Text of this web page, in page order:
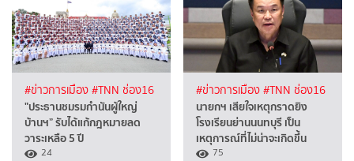
#ข่าวการเมือง#TNN ช่อง16
"ประธานชมรมกำนันผู้ใหญ่
บ้านฯ” รับได้แก้กฎหมายลด
วาระเหลือ 5 ปี
24
#ข่าวการเมือง#TNN ช่อง16
นายกฯ เสียใจเหตุกราดยิง
โรงเรียนย่านนนทบุรี เป็น
เหตุการณ์ที่ไม่น่าจะเกิดขึ้น
75